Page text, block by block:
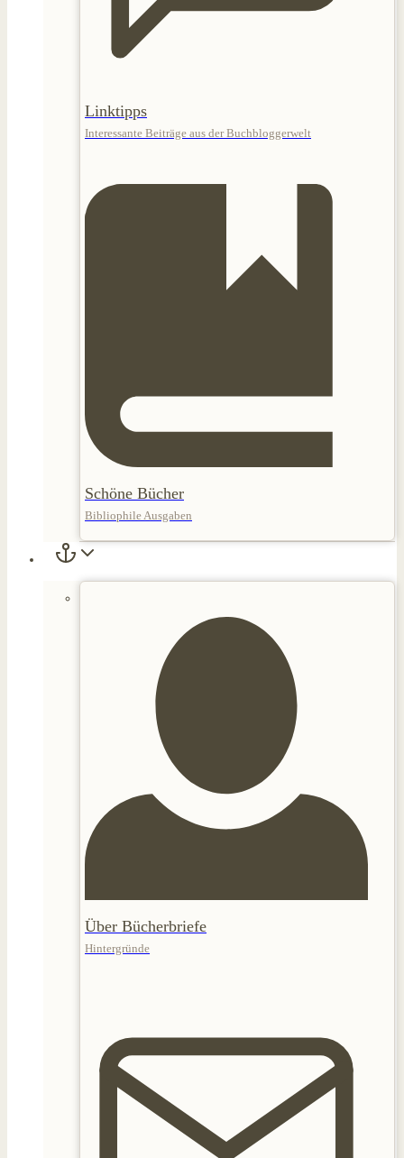
Linktipps
Interessante Beiträge aus der Buchbloggerwelt
Schöne Bücher
Bibliophile Ausgaben
Über Bücherbriefe
Hintergründe